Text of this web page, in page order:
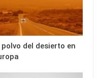
polvo del desierto en